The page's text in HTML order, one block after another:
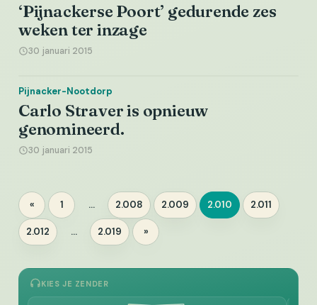
‘Pijnackerse Poort’ gedurende zes
weken ter inzage
30 januari 2015
Pijnacker-Nootdorp
Carlo Straver is opnieuw
genomineerd.
30 januari 2015
Berichten
paginering
« Pagina
1 … Pagina
2.008 Pagina
2.009 Pagina
2.010 Pagina
2.011
Pagina
2.012 … Pagina
2.019 »
KIES JE ZENDER